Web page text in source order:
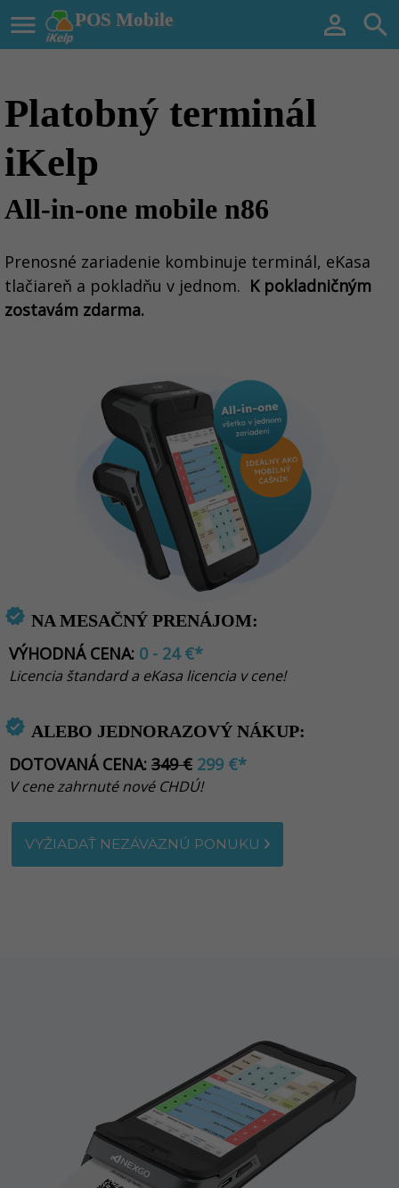
POS Mobile
  
Platobný terminál
iKelp
All-in-one mobile n86
Prenosné zariadenie kombinuje terminál, eKasa
tlačiareň a pokladňu v jednom. K pokladničným
zostavám zdarma.
verified NA MESAČNÝ PRENÁJOM:
VÝHODNÁ CENA: 0 - 24€*
Licencia štandard a eKasa licencia v cene!
verified ALEBO JEDNORAZOVÝ NÁKUP:
DOTOVANÁ CENA: 349 € 299 €*
V cene zahrnuté nové CHDÚ!
VYŽIADAŤ NEZÁVÄZNÚ PONUKU